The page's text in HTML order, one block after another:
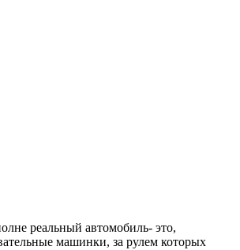
реальный автомобиль- это,
машинки, за рулем которых